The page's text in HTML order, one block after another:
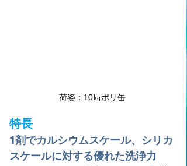
荷姿：10㎏ポリ缶
特長
1剤でカルシウムスケール、シリカ
スケールに対する優れた洗浄力